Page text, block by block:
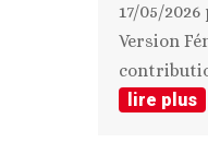
17/05/
Version
lire plus